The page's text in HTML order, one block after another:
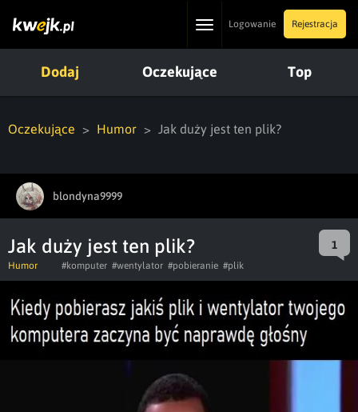
ToggleLogowanie Rejestracja
Dodaj Oczekujące Top
Oczekujące Humor Jak duży jest ten plik?
blondyna9999
Jak duży jest ten plik? 1
Humor #komputer #wentylator #pobieranie #plik